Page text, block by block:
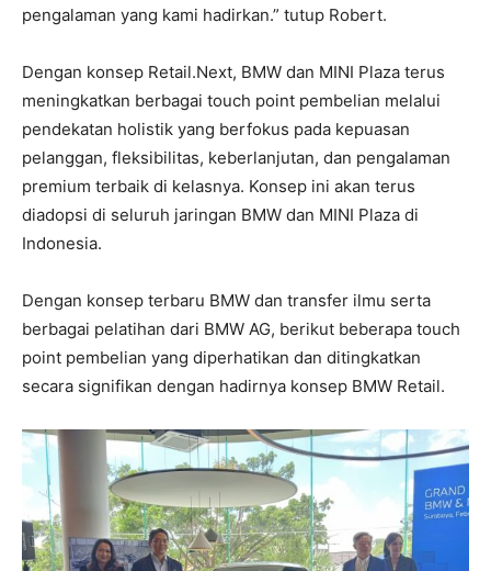
pengalaman yang kami hadirkan.” tutup Robert.
Dengan konsep Retail.Next, BMW dan MINI Plaza terus
meningkatkan berbagai touch point pembelian melalui
pendekatan holistik yang berfokus pada kepuasan
pelanggan, fleksibilitas, keberlanjutan, dan pengalaman
premium terbaik di kelasnya. Konsep ini akan terus
diadopsi di seluruh jaringan BMW dan MINI Plaza di
Indonesia.
Dengan konsep terbaru BMW dan transfer ilmu serta
berbagai pelatihan dari BMW AG, berikut beberapa touch
point pembelian yang diperhatikan dan ditingkatkan
secara signifikan dengan hadirnya konsep BMW Retail.